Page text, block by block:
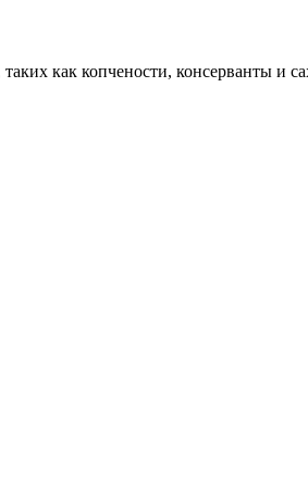
как копчености, консерванты и